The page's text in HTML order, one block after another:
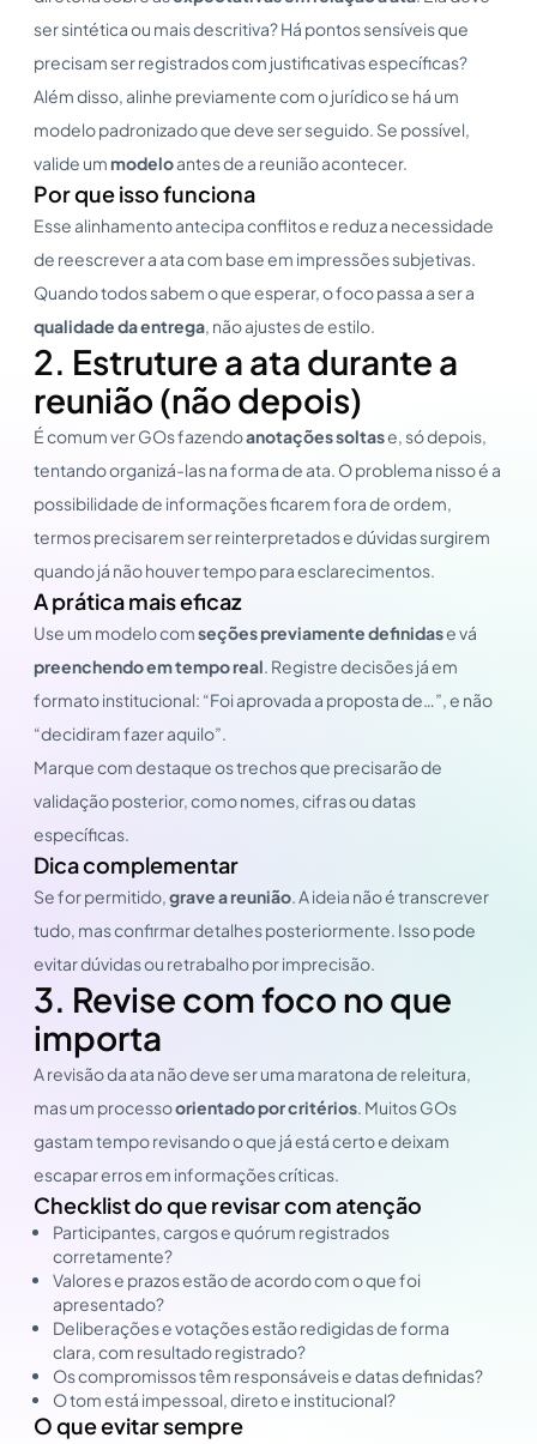
ser sintética ou mais descritiva? Há pontos sensíveis que
precisam ser registrados com justificativas específicas?
Além disso, alinhe previamente com o jurídico se há um
modelo padronizado que deve ser seguido. Se possível,
valide ummodeloantes de a reunião acontecer.
Por que isso funciona
Esse alinhamento antecipa conflitos e reduz a necessidade
de reescrever a ata com base em impressões subjetivas.
Quando todos sabem o que esperar, o foco passa a ser a
qualidade da entrega, não ajustes de estilo.
2. Estruture a ata durante a
reunião (não depois)
É comum ver GOs fazendoanotações soltase, só depois,
tentando organizá-las na forma de ata. O problema nisso é a
possibilidade de informações ficarem fora de ordem,
termos precisarem ser reinterpretados e dúvidas surgirem
quando já não houver tempo para esclarecimentos.
A prática mais eficaz
Use um modelo comseções previamente definidase vá
preenchendo em tempo real. Registre decisões já em
formato institucional: “Foi aprovada a proposta de…”, e não
“decidiram fazer aquilo”.
Marque com destaque os trechos que precisarão de
validação posterior, como nomes, cifras ou datas
específicas.
Dica complementar
Se for permitido,grave a reunião. A ideia não é transcrever
tudo, mas confirmar detalhes posteriormente. Isso pode
evitar dúvidas ou retrabalho por imprecisão.
3. Revise com foco no que
importa
A revisão da ata não deve ser uma maratona de releitura,
mas um processoorientado por critérios. Muitos GOs
gastam tempo revisando o que já está certo e deixam
escapar erros em informações críticas.
Checklist do que revisar com atenção
Participantes, cargos e quórum registrados
corretamente?
Valores e prazos estão de acordo com o que foi
apresentado?
Deliberações e votações estão redigidas de forma
clara, com resultado registrado?
Os compromissos têm responsáveis e datas definidas?
O tom está impessoal, direto e institucional?
O que evitar sempre